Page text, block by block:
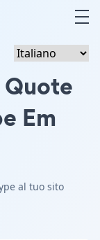
Em
al tuo sito